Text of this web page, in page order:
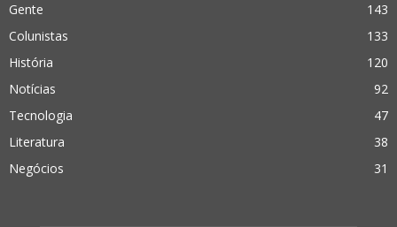
Gente
143
Colunistas
133
História
120
Notícias
92
Tecnologia
47
Literatura
38
Negócios
31